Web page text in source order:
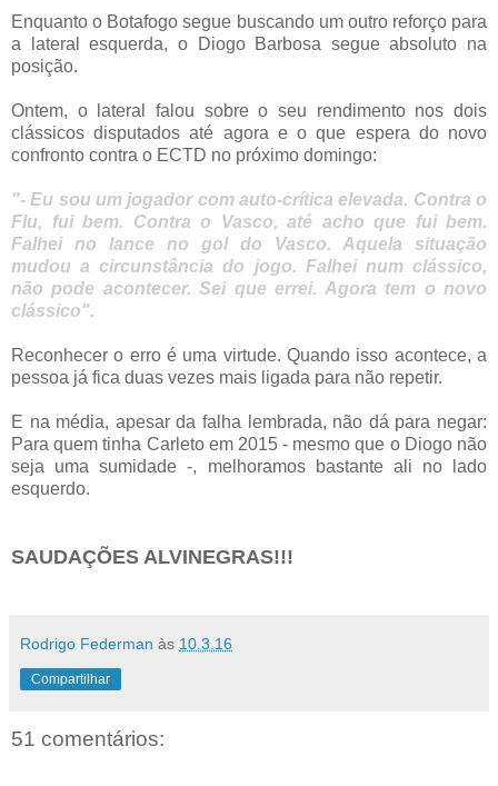
Enquanto o Botafogo segue buscando um outro reforço para
a lateral esquerda, o Diogo Barbosa segue absoluto na
posição.
Ontem, o lateral falou sobre o seu rendimento nos dois
clássicos disputados até agora e o que espera do novo
confronto contra o ECTD no próximo domingo:
"- Eu sou um jogador com auto-crítica elevada. Contra o
Flu, fui bem. Contra o Vasco, até acho que fui bem.
Falhei no lance no gol do Vasco. Aquela situação
mudou a circunstância do jogo. Falhei num clássico,
não pode acontecer. Sei que errei. Agora tem o novo
clássico".
Reconhecer o erro é uma virtude. Quando isso acontece, a
pessoa já fica duas vezes mais ligada para não repetir.
E na média, apesar da falha lembrada, não dá para negar:
Para quem tinha Carleto em 2015 - mesmo que o Diogo não
seja uma sumidade -, melhoramos bastante ali no lado
esquerdo.
SAUDAÇÕES ALVINEGRAS!!!
Rodrigo Federman às 10.3.16
Compartilhar
51 comentários: